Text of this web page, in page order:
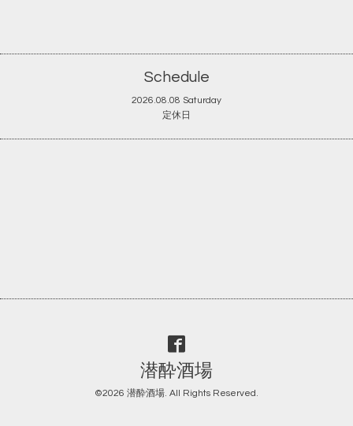
Schedule
2026.08.08 Saturday
定休日
潜酔酒場
©2026 潜酔酒場 . All Rights Reserved.